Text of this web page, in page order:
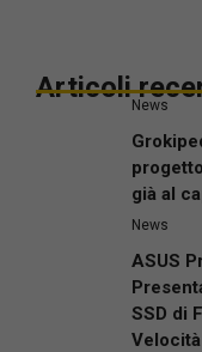
Articoli
News
già al
News
ASUS
SSD di